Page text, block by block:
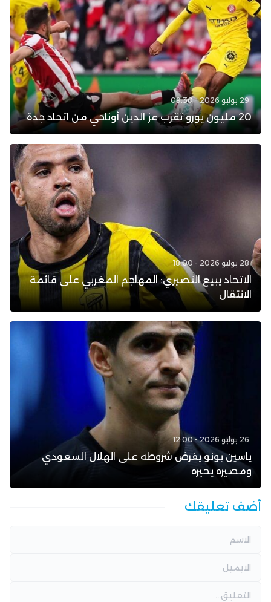
29 يوليو 2026 - 09:30
20 مليون يورو تقرب عز الدين أوناحي من اتحاد جدة
28 يوليو 2026 - 18:00
الاتحاد يبيع النصيري: المهاجم المغربي على قائمة
الانتقال
26 يوليو 2026 - 12:00
ياسين بونو يفرض شروطه على الهلال السعودي
ومصيره يحيره
أضف تعليقك